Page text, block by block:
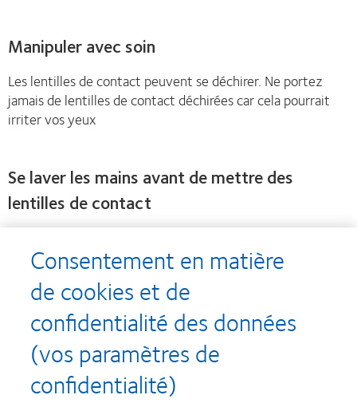
Manipuler avec soin
Les lentilles de contact peuvent se déchirer. Ne portez
jamais de lentilles de contact déchirées car cela pourrait
irriter vos yeux
Se laver les mains avant de mettre des
lentilles de contact
votre système immunitaire et les microbes qui arrivent sur
vos lentilles de contact s'installent directement dans vos
yeux.
Indiquez à votre enfant que les lentilles de contact
présentent beaucoup d'avantages mais nécessitent
également tout le soin dont vous avons discuté.
Consentement en matière
de cookies et de
confidentialité des données
(vos paramètres de
confidentialité)